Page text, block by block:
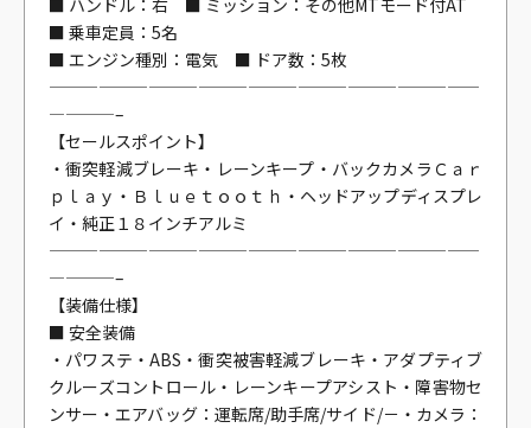
■ ハンドル：右 ■ ミッション：その他MTモード付AT
■ 乗車定員：5名
■ エンジン種別：電気 ■ ドア数：5枚
——————————————————————————
————–
【セールスポイント】
・衝突軽減ブレーキ・レーンキープ・バックカメラＣａｒ
ｐｌａｙ・Ｂｌｕｅｔｏｏｔｈ・ヘッドアップディスプレ
イ・純正１８インチアルミ
——————————————————————————
————–
【装備仕様】
■ 安全装備
・パワステ・ABS・衝突被害軽減ブレーキ・アダプティブ
クルーズコントロール・レーンキープアシスト・障害物セ
ンサー・エアバッグ：運転席/助手席/サイド/－・カメラ：